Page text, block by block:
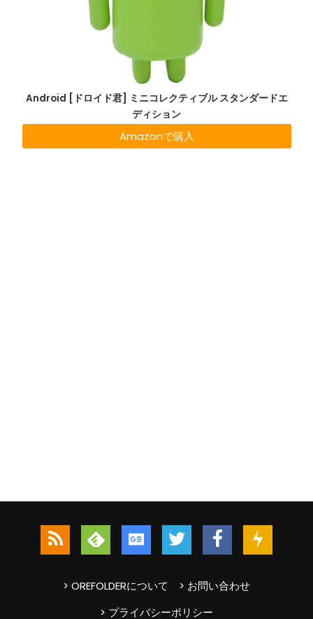
Android [ドロイド君] ミニコレクティブル スタンダードエ
ディション
Amazonで購入
> OREFOLDERについて
> お問い合わせ
> プライバシーポリシー